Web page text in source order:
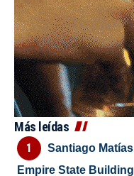
Más leídas
Santiago
Empire State